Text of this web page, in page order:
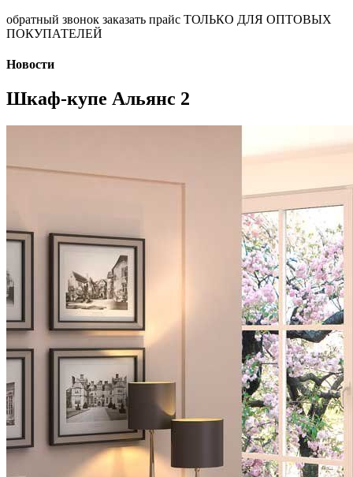
обратный звонок заказать прайс ТОЛЬКО ДЛЯ ОПТОВЫХ
ПОКУПАТЕЛЕЙ
Новости
Шкаф-купе Альянс 2